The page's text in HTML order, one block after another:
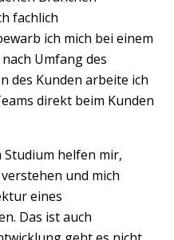
fachlich
ich mich bei einem
Umfang des
des Kunden arbeite ich
direkt beim Kunden
Studium helfen mir,
und mich
eines
Das ist auch